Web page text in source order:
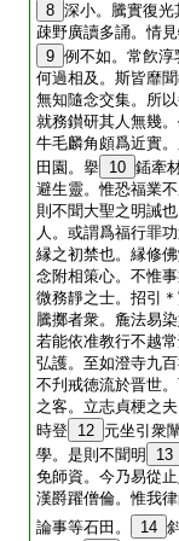
8 深小。騰實復
疎野廣讀多誦。情
9 例不如。常飮
何過相及。斯皆靡
無知隨念交集。所
就務鑚研其人無幾
牛毛麟角頗爲近實
田園。擧 10 鍤牽
避生靈。惟恐福業
則不聞大聖之明誡
人。或謂爲福行罪
縁之初禁也。縁修
念附相策心。不惟
微務靜之士。招引
騰擲者衆。麁法易
若能依准教行不越
弘護。至如澄寺九
不刋戒徳流於晋世
之客。立志貞梗之
時登 12 元坐引衆
學。是則不聞明
13
免師資。今乃易從
漢爵躍僧倫。惟我
論事等石田。
14